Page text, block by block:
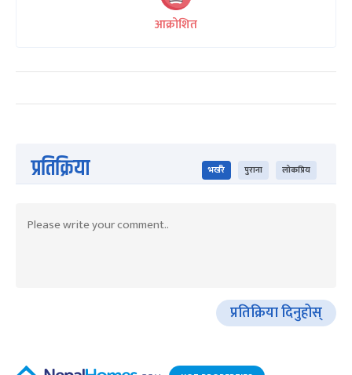
आक्रोशित
प्रतिक्रिया भर्खरै पुराना लोकप्रिय
प्रतिक्रिया दिनुहोस्